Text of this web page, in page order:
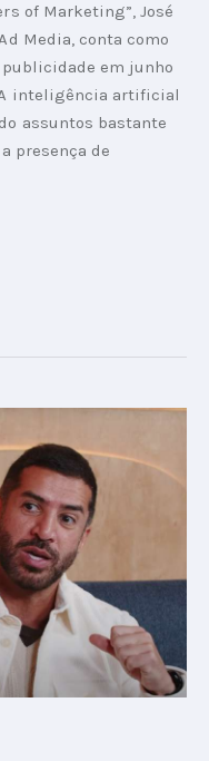
of Marketing”, José
Media, conta como
em junho
A inteligência artificial
assuntos bastante
presença de